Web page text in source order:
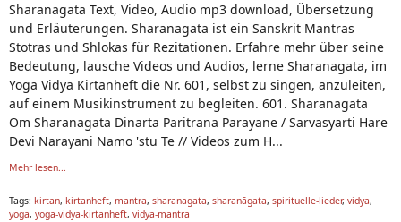
Sharanagata Text, Video, Audio mp3 download, Übersetzung
und Erläuterungen. Sharanagata ist ein Sanskrit Mantras
Stotras und Shlokas für Rezitationen. Erfahre mehr über seine
Bedeutung, lausche Videos und Audios, lerne Sharanagata, im
Yoga Vidya Kirtanheft die Nr. 601, selbst zu singen, anzuleiten,
auf einem Musikinstrument zu begleiten. 601. Sharanagata
Om Sharanagata Dinarta Paritrana Parayane / Sarvasyarti Hare
Devi Narayani Namo 'stu Te // Videos zum H...
Mehr lesen...
Tags: kirtan, kirtanheft, mantra, sharanagata, sharanāgata, spirituelle-lieder, vidya,
yoga, yoga-vidya-kirtanheft, vidya-mantra